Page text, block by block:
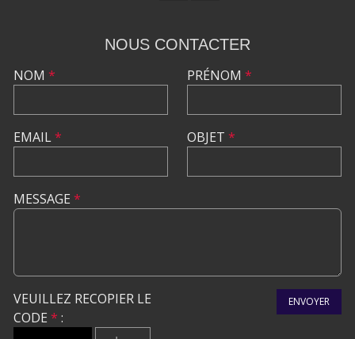
NOUS CONTACTER
NOM *
EMAIL*
PRÉNOM *
OBJET *
MESSAGE *
VEUILLEZ RECOPIER LE
CODE * :
ENVOYER